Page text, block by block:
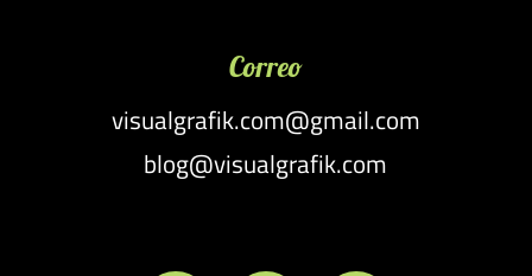
Correo
visualgrafik.com@gmail.com
blog@visualgrafik.com